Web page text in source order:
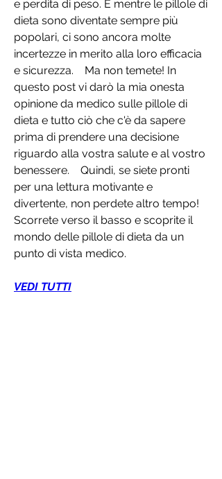
e perdita di peso. E mentre le pillole di
dieta sono diventate sempre più
popolari, ci sono ancora molte
incertezze in merito alla loro efficacia
e sicurezza.    Ma non temete! In
questo post vi darò la mia onesta
opinione da medico sulle pillole di
dieta e tutto ciò che c'è da sapere
prima di prendere una decisione
riguardo alla vostra salute e al vostro
benessere.    Quindi, se siete pronti
per una lettura motivante e
divertente, non perdete altro tempo!
Scorrete verso il basso e scoprite il
mondo delle pillole di dieta da un
punto di vista medico.
VEDI TUTTI